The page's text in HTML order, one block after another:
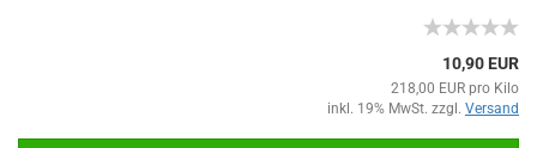
10,90 EUR
218,00 EUR pro Kilo
inkl. 19% MwSt. zzgl. Versand